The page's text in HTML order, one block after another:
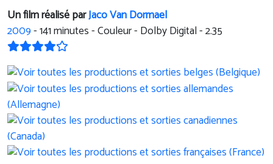
Un film réalisé parJaco Van Dormael
2009-141minutes - Couleur - Dolby Digital - 2.35